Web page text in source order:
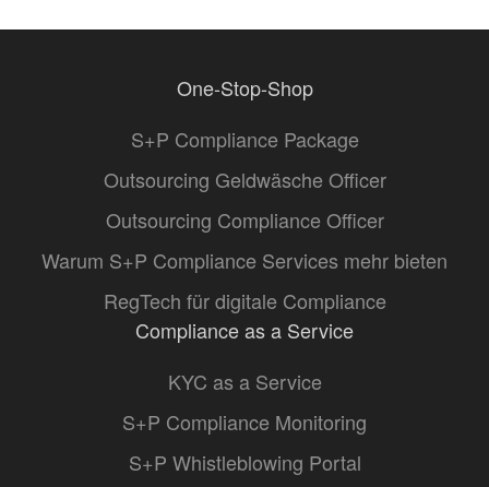
One-Stop-Shop
S+P Compliance Package
Outsourcing Geldwäsche Officer
Outsourcing Compliance Officer
Warum S+P Compliance Services mehr bieten
RegTech für digitale Compliance
Compliance as a Service
KYC as a Service
S+P Compliance Monitoring
S+P Whistleblowing Portal